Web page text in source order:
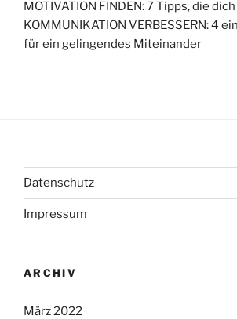
MOTIVATION FINDEN: 7 Tipps, die
KOMMUNIKATION VERBESSERN: 4
für ein gelingendes Miteinander
Datenschutz
Impressum
ARCHIV
März 2022